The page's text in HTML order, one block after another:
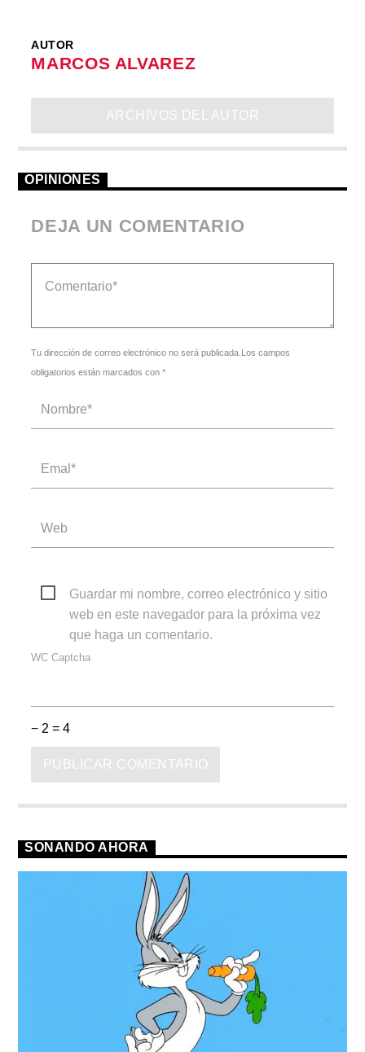
AUTOR
MARCOS ALVAREZ
ARCHIVOS DEL AUTOR
OPINIONES
DEJA UN COMENTARIO
Tu dirección de correo electrónico no será publicada.Los campos
obligatorios están marcados con *
Guardar mi nombre, correo electrónico y sitio
web en este navegador para la próxima vez
que haga un comentario.
WC Captcha
− 2 = 4
SONANDO AHORA